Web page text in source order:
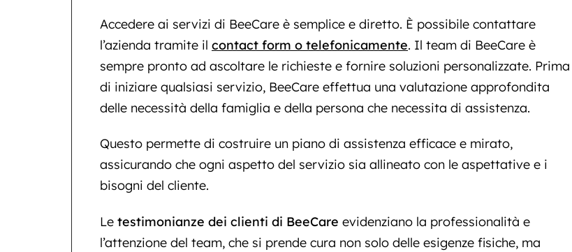
Accedere ai servizi di BeeCare è semplice e diretto. È possibile contattare
l’azienda tramite il contact form o telefonicamente. Il team di BeeCare è
sempre pronto ad ascoltare le richieste e fornire soluzioni personalizzate. Prima
di iniziare qualsiasi servizio, BeeCare effettua una valutazione approfondita
delle necessità della famiglia e della persona che necessita di assistenza.
Questo permette di costruire un piano di assistenza efficace e mirato,
assicurando che ogni aspetto del servizio sia allineato con le aspettative e i
bisogni del cliente.
Le testimonianze dei clienti di BeeCare evidenziano la professionalità e
l’attenzione del team, che si prende cura non solo delle esigenze fisiche, ma